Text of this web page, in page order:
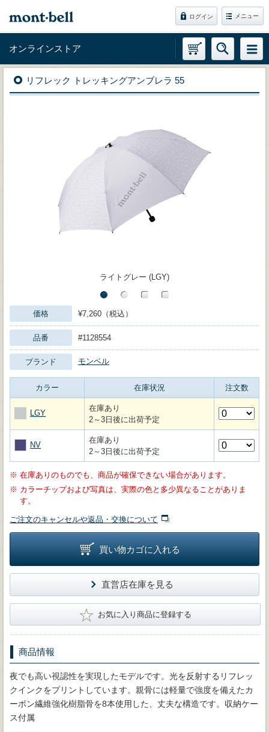
ログイン メニュー
オンラインストア
リフレック トレッキングアンブレラ 55
ライトグレー (LGY)
価格 ¥7,260（税込）
品番 #1128554
ブランド モンベル
カラー 在庫状況 注文数
LGY
在庫あり
2～3日後に出荷予定
NV
在庫あり
2～3日後に出荷予定
※ 在庫ありのものでも、商品が確保できない場合があります。
※ カラーチップおよび写真は、実際の色と多少異なることがありま
す。
ご注文のキャンセルや返品・交換について
買い物カゴに入れる
直営店在庫を見る
★ お気に入り商品に登録する
商品情報
夜でも高い視認性を実現したモデルです。光を反射するリフレッ
クインクをプリントしています。親骨には軽量で強度を備えたカ
ーボン繊維強化樹脂骨を8本使用した、丈夫な構造です。収納ケー
ス付属